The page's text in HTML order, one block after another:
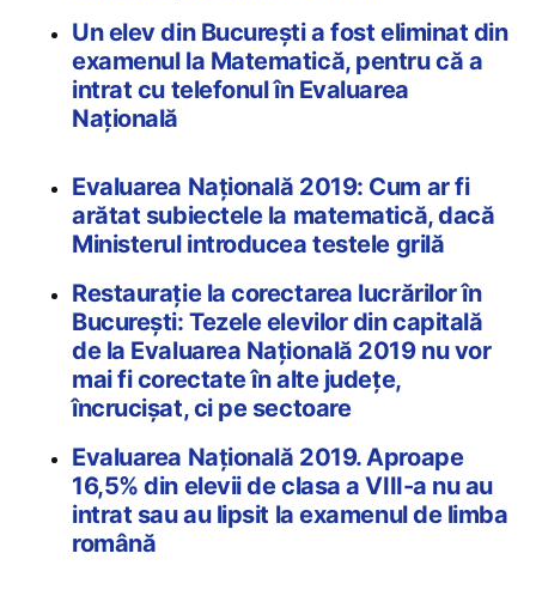
Un elev din București a fost eliminat din
examenul la Matematică, pentru că a
intrat cu telefonul în Evaluarea
Națională
Evaluarea Națională 2019: Cum ar fi
arătat subiectele la matematică, dacă
Ministerul introducea testele grilă
Restaurație la corectarea lucrărilor în
București: Tezele elevilor din capitală
de la Evaluarea Națională 2019 nu vor
mai fi corectate în alte județe,
încrucișat, ci pe sectoare
Evaluarea Națională 2019. Aproape
16,5% din elevii de clasa a VIII-a nu au
intrat sau au lipsit la examenul de limba
română